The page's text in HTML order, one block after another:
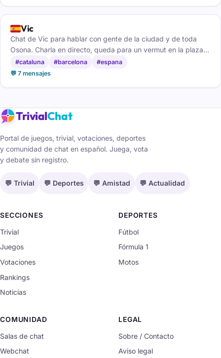
🇪🇸Vic
Chat de Vic para hablar con gente de la ciudad y de toda
Osona. Charla en directo, queda para un vermut en la plaza y
haz amigos, gratis y sin registro.
#cataluna #barcelona
#espana
💬 7 mensajes
TrivialChat
Portal de juegos, trivial, votaciones, deportes
y comunidad de chat en español. Juega, vota
y debate sin registro.
💬 Trivial 💬 Deportes 💬 Amistad 💬 Actualidad
SECCIONES
Trivial
Juegos
Votaciones
Rankings
Noticias
DEPORTES
Fútbol
Fórmula 1
Motos
COMUNIDAD
Salas de chat
Webchat
LEGAL
Sobre / Contacto
Aviso legal